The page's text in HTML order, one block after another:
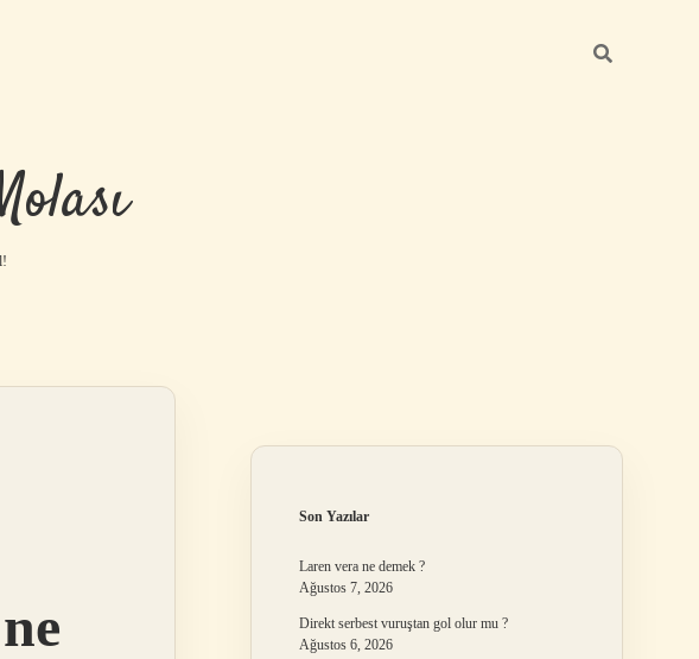
Son Yazılar
Laren vera ne demek ?
Ağustos 7, 2026
Direkt serbest vuruştan gol olur mu ?
Ağustos 6, 2026